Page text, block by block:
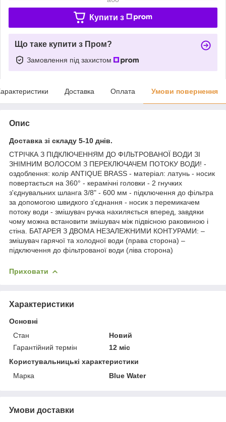
Купити з
Що таке купити з Пром?
Замовлення під захистом
Доставка Оплата Умови повернення
Опис
Доставка зі складу 5-10 днів.
СТРІЧКА З ПІДКЛЮЧЕННЯМ ДО ФІЛЬТРОВАНОЇ ВОДИ ЗІ
ЗНІМНИМ ВОЛОСОМ З ПЕРЕКЛЮЧАЧЕМ ПОТОКУ ВОДИ! -
оздоблення: колір ANTIQUE BRASS - матеріал: латунь - носик
повертається на 360° - керамічні головки - 2 гнучких
з'єднувальних шланга 3/8" - 600 мм - підключення до фільтра
за допомогою швидкого з'єднання - носик з перемикачем
потоку води - змішувач ручка нахиляється вперед, завдяки
чому можна встановити змішувач між підвісною раковиною і
стіна. БАТАРЕЯ З ДВОМА НЕЗАЛЕЖНИМИ КОНТУРАМИ: –
змішувач гарячої та холодної води (права сторона) –
підключення до фільтрованої води (ліва сторона)
Приховати
Характеристики
Основні
Стан
Новий
Гарантійний термін
12 міс
Користувальницькі характеристики
Марка
Blue Water
Умови доставки